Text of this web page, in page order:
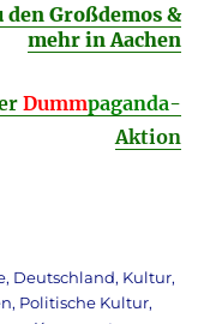
den Großdemos &
mehr in Aachen
Dummpaganda-
Aktion
, Deutschland, Kultur,
, Politische Kultur,